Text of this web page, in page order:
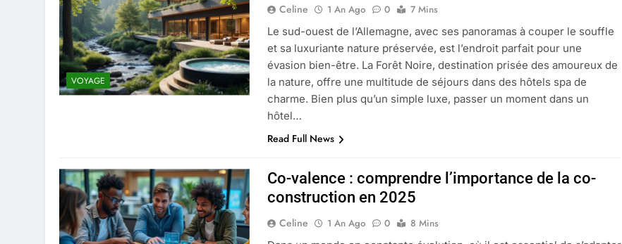
VOYAGE
Celine 1 An Ago 0
7 Mins
Le sud-ouest de l’Allemagne, avec ses panoramas à couper le souffle
et sa luxuriante nature préservée, est l’endroit parfait pour une
évasion bien-être. La Forêt Noire, destination prisée des amoureux de
la nature, offre une multitude de séjours dans des hôtels spa de
charme. Bien plus qu’un simple luxe, passer un moment dans un
hôtel…
Read Full News
Co-valence : comprendre l’importance de la co-
construction en 2025
Celine 1 An Ago 0
8 Mins